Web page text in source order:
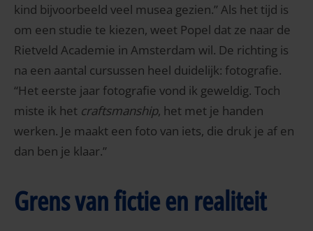
kind bijvoorbeeld veel musea gezien.” Als het tijd is
om een studie te kiezen, weet Popel dat ze naar de
Rietveld Academie in Amsterdam wil. De richting is
na een aantal cursussen heel duidelijk: fotografie.
“Het eerste jaar fotografie vond ik geweldig. Toch
miste ik het craftsmanship, het met je handen
werken. Je maakt een foto van iets, die druk je af en
dan ben je klaar.”
Grens van fictie en realiteit